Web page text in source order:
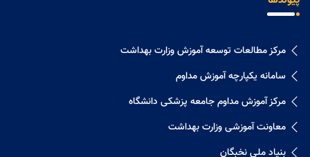
مرکز مطالعات توسعه آموزش وزارت بهداشت
سامانه یکپارچه آموزش مداوم
مرکز آموزش مداوم جامعه پزشکی دانشگاه
معاونت آموزشی وزارت بهداشت
بنیاد ملی نخبگان